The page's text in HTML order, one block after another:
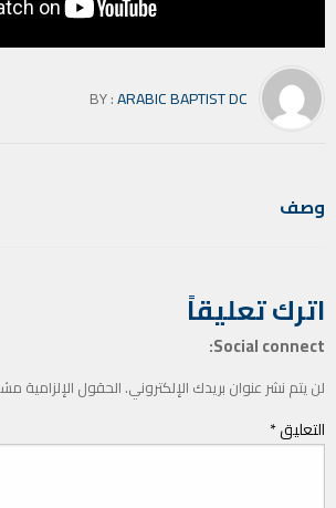
BY :ARABIC BAPTIST DC
وصف
اترك تعليقاً
Social connect:
لن يتم نشر عنوان بريدك الإلكتروني. الحقول الإلزامية
التعليق*